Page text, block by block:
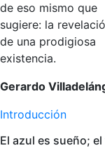
de eso mismo que
sugiere: la
de una prodigiosa
existencia.
Gerardo
Introducción
El azul es sueño;